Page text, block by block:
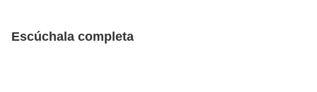
Escúchala completa